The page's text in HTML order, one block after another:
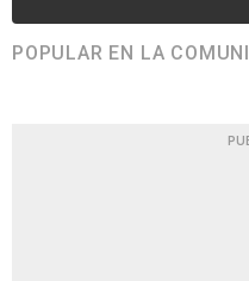
POPULAR EN LA